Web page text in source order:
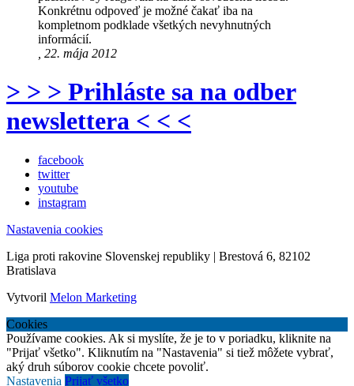
Konkrétnu odpoveď je možné čakať iba na
kompletnom podklade všetkých nevyhnutných
informácií.
, 22. mája 2012
> > > Prihláste sa na odber
newslettera < < <
facebook
twitter
youtube
instagram
Nastavenia cookies
Liga proti rakovine Slovenskej republiky | Brestová 6, 82102
Bratislava
Vytvoril Melon Marketing
Cookies
Používame cookies. Ak si myslíte, že je to v poriadku, kliknite na
"Prijať všetko". Kliknutím na "Nastavenia" si tiež môžete vybrať,
aký druh súborov cookie chcete povoliť.
Nastavenia Prijať všetko